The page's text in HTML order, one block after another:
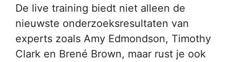
De live training biedt niet alleen de
nieuwste onderzoeksresultaten van
experts zoals Amy Edmondson, Timothy
Clark en Brené Brown, maar rust je ook